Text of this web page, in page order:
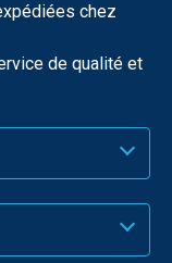
chez
de qualité et